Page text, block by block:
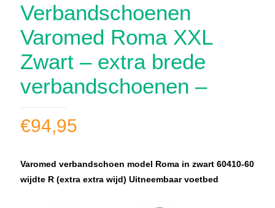
Verbandschoenen
Varomed Roma XXL
Zwart – extra brede
verbandschoenen –
€94,95
Varomed verbandschoen model Roma in zwart 60410-60
wijdte R (extra extra wijd) Uitneembaar voetbed